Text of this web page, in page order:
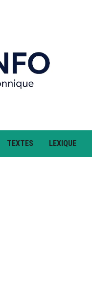
TEXTES LEXIQUE